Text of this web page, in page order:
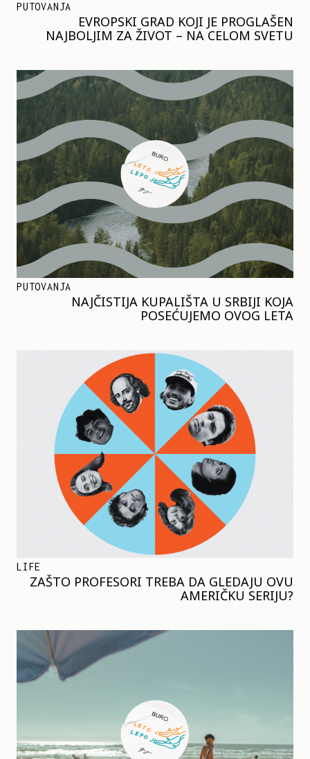
PUTOVANJA
EVROPSKI GRAD KOJI JE PROGLAŠEN
NAJBOLJIM ZA ŽIVOT – NA CELOM SVETU
PUTOVANJA
NAJČISTIJA KUPALIŠTA U SRBIJI KOJA
POSEĆUJEMO OVOG LETA
LIFE
ZAŠTO PROFESORI TREBA DA GLEDAJU OVU
AMERIČKU SERIJU?